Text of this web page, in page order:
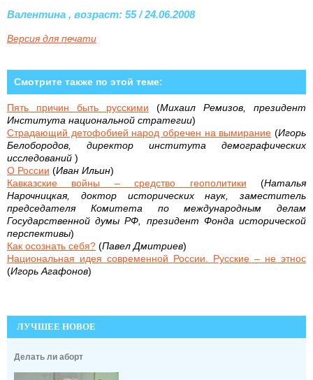
Валентина , возраст: 55 / 24.06.2008
Версия для печати
Смотрите также по этой теме:
Пять причин быть русскими (Михаил Ремизов, президент
Института национальной стратегии)
Страдающий детофобией народ обречен на вымирание (Игорь
Белобородов, директор института демографических
исследований )
О России (Иван Ильин)
Кавказские войны – средство геополитики (Наталья
Нарочницкая, доктор исторических наук, заместитель
председателя Комитета по международным делам
Государственной думы РФ, президент Фонда исторической
перспективы)
Как осознать себя? (Павел Дмитриев)
Национальная идея современной России. Русские – не этнос
(Игорь Агафонов)
ЛУЧШЕЕ НОВОЕ
Делать ли аборт